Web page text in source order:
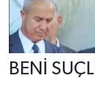
BENİ